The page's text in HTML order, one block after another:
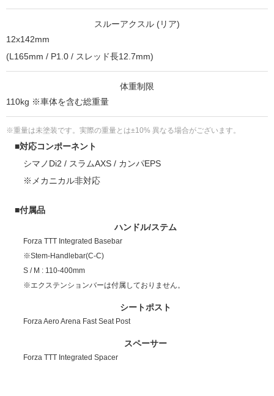
スルーアクスル (リア)
12x142mm
(L165mm / P1.0 / スレッド長12.7mm)
体重制限
110kg ※車体を含む総重量
※重量は未塗装です。実際の重量とは±10% 異なる場合がございます。
■対応コンポーネント
シマノDi2 / スラムAXS / カンパEPS
※メカニカル非対応
■付属品
ハンドル/ステム
Forza TTT Integrated Basebar
※Stem-Handlebar(C-C)
S / M : 110-400mm
※エクステンションバーは付属しておりません。
シートポスト
Forza Aero Arena Fast Seat Post
スペーサー
Forza TTT Integrated Spacer